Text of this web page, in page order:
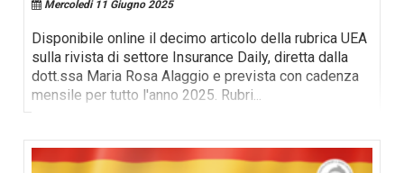
Mercoledi 11 Giugno 2025
Disponibile online il decimo articolo della rubrica UEA
sulla rivista di settore Insurance Daily, diretta dalla
dott.ssa Maria Rosa Alaggio e prevista con cadenza
mensile per tutto l'anno 2025. Rubri...